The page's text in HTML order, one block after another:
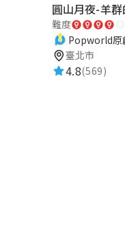
難度
Popworld原
臺北市
4.8(569)